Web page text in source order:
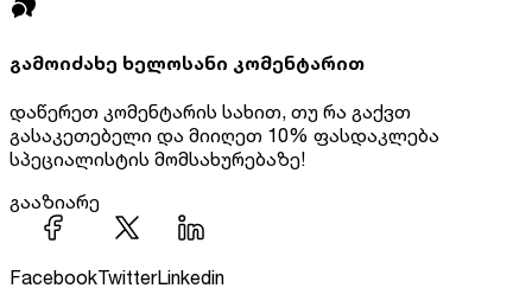
გამოიძახე ხელოსანი კომენტარით
დაწერეთ კომენტარის სახით, თუ რა გაქვთ
გასაკეთებელი და მიიღეთ 10% ფასდაკლება
სპეციალისტის მომსახურებაზე!
გააზიარე
FacebookTwitterLinkedin